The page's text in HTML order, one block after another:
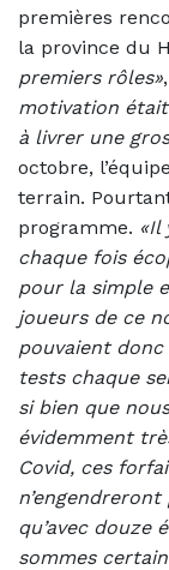
premières
la province du
premiers rôles»
motivation
à livrer une
octobre,
terrain.
programme. «Il
chaque fois
pour la simple
joueurs de ce
pouvaient
tests chaque
si bien que
évidemment
Covid, ces
qu’avec douze
sommes